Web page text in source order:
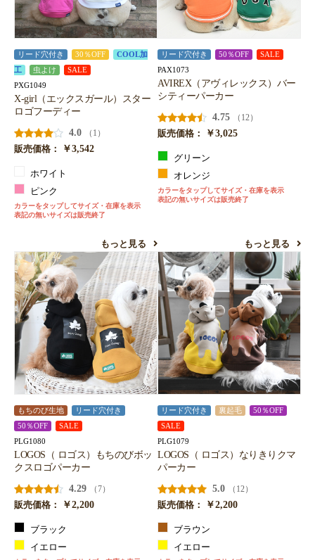
リード穴付き 30％OFF
COOL加
工
虫よけ SALE
PXG1049
X-girl（エックスガール）スター
ロゴフーディー
4.0
（1）
販売価格：
￥3,542
ホワイト
ピンク
カラーをタップしてサイズ・在庫を表示
表記の無いサイズは販売終了
もっと見る
リード穴付き 50％OFF SALE
PAX1073
AVIREX（アヴィレックス）バー
シティーパーカー
4.75
（12）
販売価格：
￥3,025
グリーン
オレンジ
カラーをタップしてサイズ・在庫を表示
表記の無いサイズは販売終了
もっと見る
もちのび生地
リード穴付き
50％OFF
SALE
PLG1080
LOGOS（ ロゴス）もちのびボッ
クスロゴパーカー
4.29
（7）
販売価格：
￥2,200
ブラック
イエロー
リード穴付き 裏起毛
50％OFF
SALE
PLG1079
LOGOS（ ロゴス）なりきりクマ
パーカー
5.0
（12）
販売価格：
￥2,200
ブラウン
イエロー